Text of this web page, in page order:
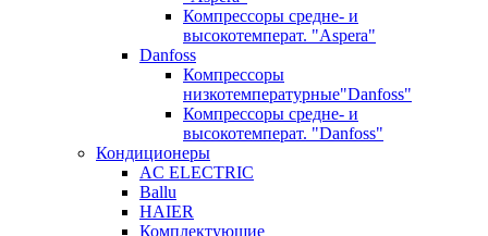
Компрессоры средне- и
высокотемперат. "Aspera"
Danfoss
Компрессоры
низкотемпературные"Danfoss"
Компрессоры средне- и
высокотемперат. "Danfoss"
Кондиционеры
AC ELECTRIC
Ballu
HAIER
Комплектующие